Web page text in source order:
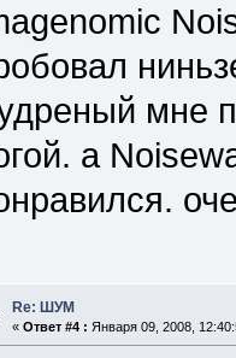
мне
а
Re: ШУМ
« Ответ #4 : Января 09, 2008,